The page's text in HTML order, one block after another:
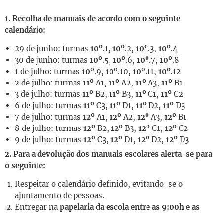
1. Recolha de manuais de acordo com o seguinte
calendário:
29 de junho: turmas 10º.1, 10º.2, 10º.3, 10º.4
30 de junho: turmas 10º.5, 10º.6, 10º.7, 10º.8
1 de julho: turmas 10º.9, 10º.10, 10º.11, 10º.12
2 de julho: turmas 11ºA1, 11ºA2, 11ºA3, 11º B1
3 de julho: turmas 11º B2, 11º B3, 11º C1, 11º C2
6 de julho: turmas 11º C3, 11º D1, 11º D2, 11º D3
7 de julho: turmas 12ºA1, 12ºA2, 12ºA3, 12º B1
8 de julho: turmas 12º B2, 12º B3, 12º C1, 12º C2
9 de julho: turmas 12º C3, 12º D1, 12º D2, 12º D3
2. Para a devolução dos manuais escolares alerta-se para
o seguinte:
Respeitar o calendário definido, evitando-se o
ajuntamento de pessoas.
Entregar na papelaria da escola entre as 9:00h e as